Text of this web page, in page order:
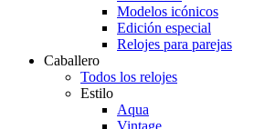
Modelos icónicos
Edición especial
Relojes para parejas
Caballero
Todos los relojes
Estilo
Aqua
Vintage